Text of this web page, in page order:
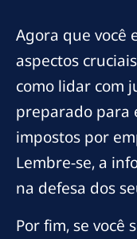
Agora que você
aspectos
como lidar com
preparado para
impostos por
Lembre-se, a
na defesa dos
Por fim, se você